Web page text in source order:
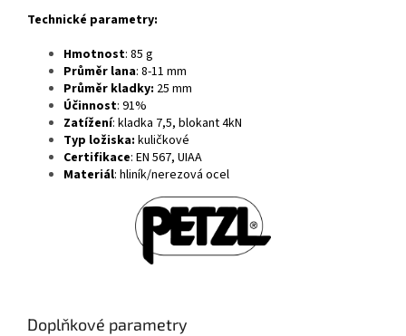
Technické parametry:
Hmotnost: 85 g
Průměr lana: 8-11 mm
Průměr kladky: 25 mm
Účinnost: 91%
Zatížení: kladka 7,5, blokant 4kN
Typ ložiska: kuličkové
Certifikace: EN 567, UIAA
Materiál: hliník/nerezová ocel
Doplňkové parametry